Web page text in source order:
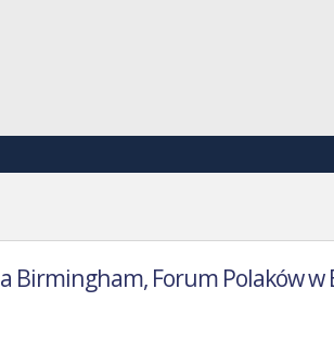
Birmingham, Forum Polaków